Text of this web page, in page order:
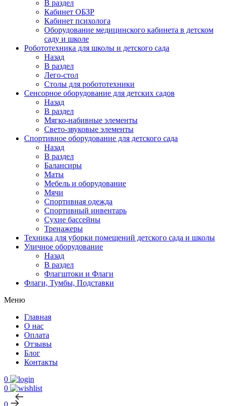
В раздел
Кабинет ОБЗР
Кабинет психолога
Оборудование медицинского кабинета в детском
саду и школе
Робототехника для школы и детского сада
Назад
В раздел
Лего-стол
Столы для робототехники
Сенсорное оборудование для детских садов
Назад
В раздел
Мягко-набивные элементы
Свето-звуковые элементы
Спортивное оборудование для детского сада
Назад
В раздел
Балансиры
Маты
Мебель и оборудование
Мячи
Спортивная одежда
Спортивный инвентарь
Сухие бассейны
Тренажеры
Техника для уборки помещений детского сада и школы
Уличное оборудование
Назад
В раздел
Флагштоки и Флаги
Флаги, Тумбы, Подставки
Меню
Главная
О нас
Оплата
Отзывы
Блог
Контакты
0
0
0